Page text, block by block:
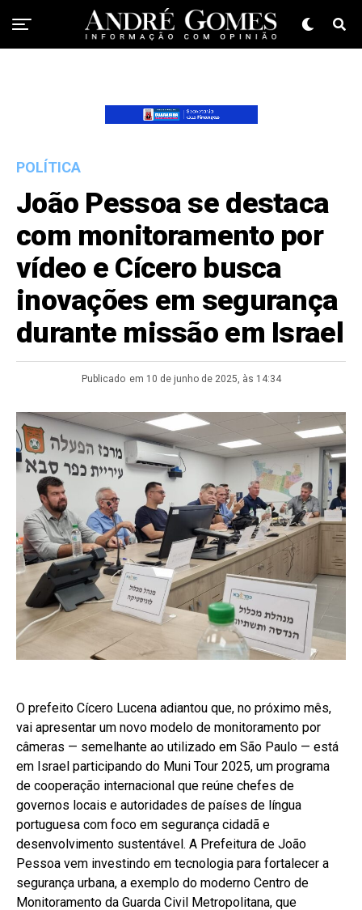
POLÍTICA
João Pessoa se destaca
com monitoramento por
vídeo e Cícero busca
inovações em segurança
durante missão em Israel
Publicado em 10 de junho de 2025, às 14:34
O prefeito Cícero Lucena adiantou que, no próximo mês,
vai apresentar um novo modelo de monitoramento por
câmeras — semelhante ao utilizado em São Paulo — está
em Israel participando do Muni Tour 2025, um programa
de cooperação internacional que reúne chefes de
governos locais e autoridades de países de língua
portuguesa com foco em segurança cidadã e
desenvolvimento sustentável. A Prefeitura de João
Pessoa vem investindo em tecnologia para fortalecer a
segurança urbana, a exemplo do moderno Centro de
Monitoramento da Guarda Civil Metropolitana, que